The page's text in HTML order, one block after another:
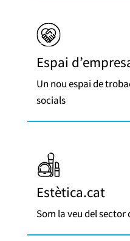
Espai
Un nou espai de
socials
Estètica.cat
Som la veu del sector